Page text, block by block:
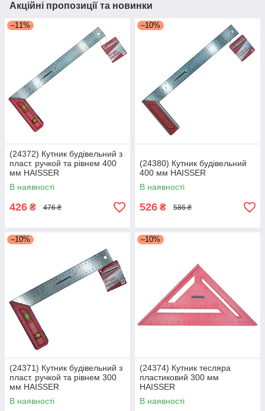
Акційні пропозиції та новинки
–11%
(24372) Кутник будівельний з
пласт. ручкой та рівнем 400
мм HAISSER
В наявності
426 ₴ 476 ₴
–10%
(24380) Кутник будівельний
400 мм HAISSER
В наявності
526 ₴ 586 ₴
–10%
(24371) Кутник будівельний з
пласт. ручкой та рівнем 300
мм HAISSER
В наявності
–10%
(24374) Кутник тесляра
пластиковий 300 мм
HAISSER
В наявності